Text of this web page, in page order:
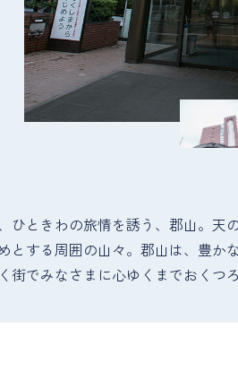
ひときわの旅情を誘う、郡山。
とする周囲の山々。郡山は、豊
街でみなさまに心ゆくまでおくつ